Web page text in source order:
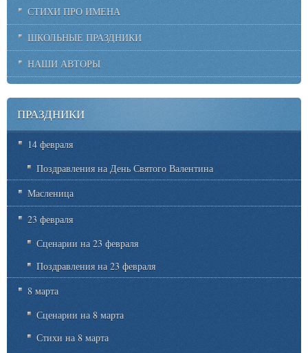
СТИХИ ПРО ИМЕНА
ШКОЛЬНЫЕ ПРАЗДНИКИ
НАШИ АВТОРЫ
ПРАЗДНИКИ
14 февраля
Поздравления на День Святого Валентина
Масленица
23 февраля
Сценарии на 23 февраля
Поздравления на 23 февраля
8 марта
Сценарии на 8 марта
Стихи на 8 марта